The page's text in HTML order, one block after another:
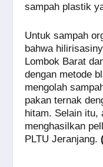
sampah plastik
Untuk sampah
bahwa
Lombok Barat
dengan metode
mengolah
pakan ternak
hitam. Selain itu,
menghasilkan
PLTU Jeranjang.